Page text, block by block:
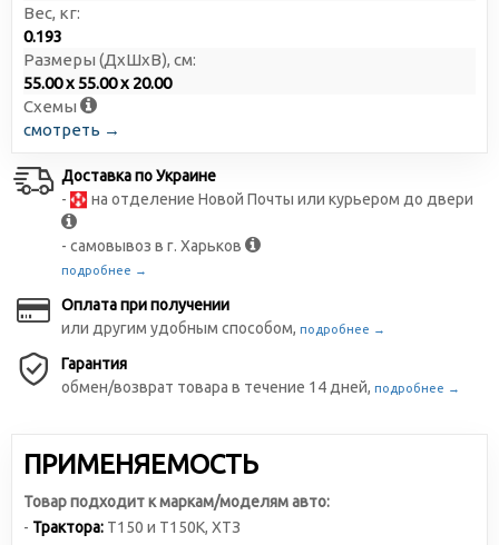
Вес, кг:
0.193
Размеры (ДxШxВ), см:
55.00 x 55.00 x 20.00
Схемы
смотреть →
Доставка по Украине
-
на отделение Новой Почты или курьером до двери
- самовывоз в г. Харьков
подробнее →
Оплата при получении
или другим удобным способом, подробнее →
Гарантия
обмен/возврат товара в течение 14 дней, подробнее →
ПРИМЕНЯЕМОСТЬ
Товар подходит к маркам/моделям авто:
- Трактора: Т150 и Т150К, ХТЗ